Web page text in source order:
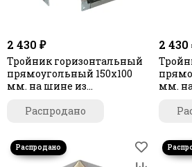
2 430 ₽
Тройник горизонтальный
прямоугольный 150х100
мм. на шине из
Распродано
2 430
мм.